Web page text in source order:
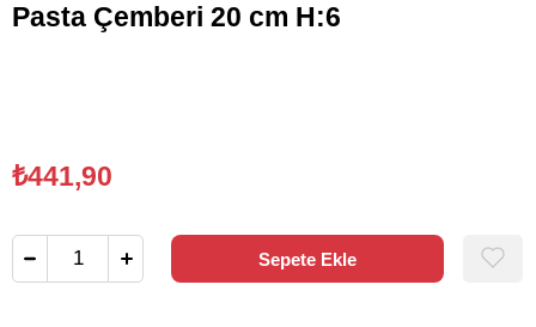
Pasta Çemberi 20 cm H:6
₺441,90